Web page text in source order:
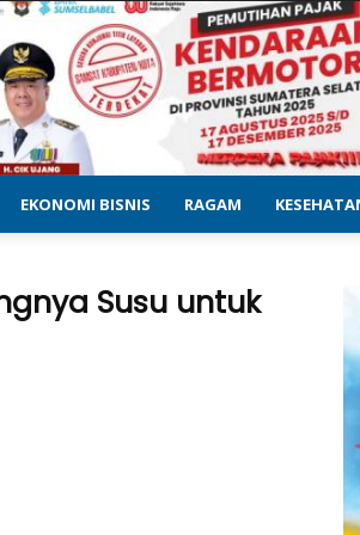
EKONOMI BISNIS RAGAM
Susu untuk